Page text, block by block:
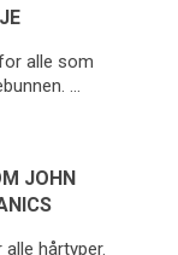
alle som
…
JOHN
hårtyper.